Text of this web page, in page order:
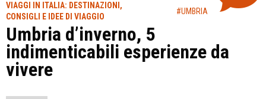
VIAGGI IN ITALIA: DESTINAZIONI,
CONSIGLI E IDEE DI VIAGGIO
#UMBRIA
Umbria d’inverno, 5
indimenticabili esperienze da
vivere